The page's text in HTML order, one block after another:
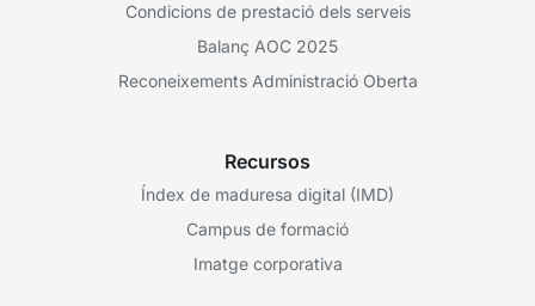
Condicions de prestació dels serveis
Balanç AOC 2025
Reconeixements Administració Oberta
Recursos
Índex de maduresa digital (IMD)
Campus de formació
Imatge corporativa